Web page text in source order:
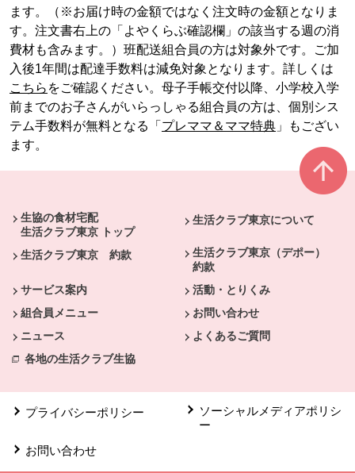
ます。（※お届け時の金額ではなく注文時の金額となりま
す。注文書右上の「よやくらぶ確認欄」の該当する週の消
費材も含みます。）班配送組合員の方は対象外です。ご加
入後1年間は配達手数料は減免対象となります。詳しくは
こちら をご確認ください。母子手帳交付以降、小学校入学
前までのお子さんがいらっしゃる組合員の方は、個別シス
テム手数料が無料となる「 プレママ＆ママ特典 」もござい
ます。
生協の食材宅配
生活クラブ東京 トップ
生活クラブ東京について
生活クラブ東京 約款
生活クラブ東京（デポー）
約款
サービス案内
活動・とりくみ
組合員メニュー
お問い合わせ
ニュース
よくあるご質問
各地の生活クラブ生協
プライバシーポリシー
ソーシャルメディアポリシ
ー
お問い合わせ